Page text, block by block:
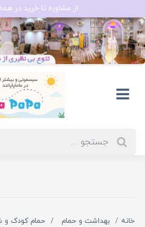
از مشاوره تا خرید در
خانه بهداشت و حمام
حمام کودک